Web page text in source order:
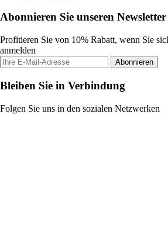
Abonnieren Sie unseren Newsletter
Profitieren Sie von 10% Rabatt, wenn Sie
anmelden
Abonnieren
Bleiben Sie in Verbindung
Folgen Sie uns in den sozialen Netzwerken